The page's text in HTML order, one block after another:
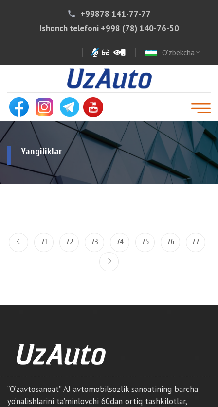
phone
+99878 141-77-77
Ishonch telefoni +998 (78) 140-76-50
O'zbekcha expand_more
Yangiliklar
71 72 73 74 75 76 77
“O‘zavtosanoat” AJ avtomobilsozlik sanoatining barcha
yo‘nalishlarini ta’minlovchi 60dan ortiq tashkilotlar,